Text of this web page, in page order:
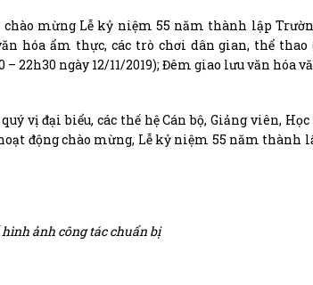
mừng Lễ kỷ niệm 55 năm thành lập
hóa ẩm thực, các trò chơi dân gian, thể thao
22h30 ngày 12/11/2019); Đêm giao lưu văn hóa
vị đại biểu, các thế hệ Cán bộ, Giảng viên,
động chào mừng, Lễ kỷ niệm 55 năm thành
ảnh công tác chuẩn bị